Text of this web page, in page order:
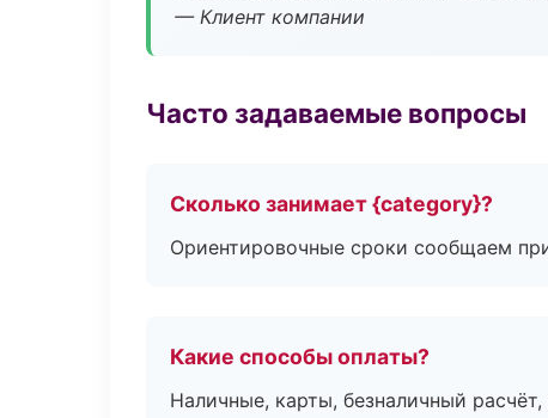
— Клиент компании
Часто задаваемые вопросы
Сколько занимает {category}?
Ориентировочные сроки сообщаем
Какие способы оплаты?
Наличные, карты, безналичный